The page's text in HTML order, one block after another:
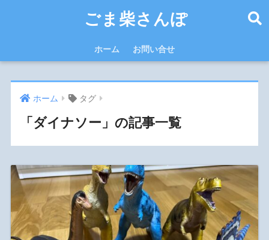
ごま柴さんぽ
ホーム お問い合せ
ホーム タグ
「ダイナソー」の記事一覧